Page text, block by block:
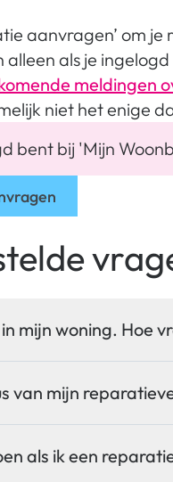
aanvragen’ om
alleen als je
meldingen
niet het enige
bent bij 'Mijn
mijn woning. Hoe
van mijn
als ik een